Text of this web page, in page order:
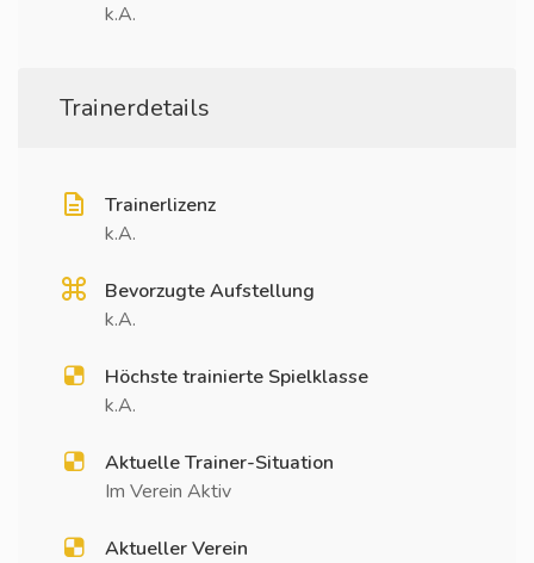
k.A.
Trainerdetails
Trainerlizenz
k.A.
Bevorzugte Aufstellung
k.A.
Höchste trainierte Spielklasse
k.A.
Aktuelle Trainer-Situation
Im Verein Aktiv
Aktueller Verein